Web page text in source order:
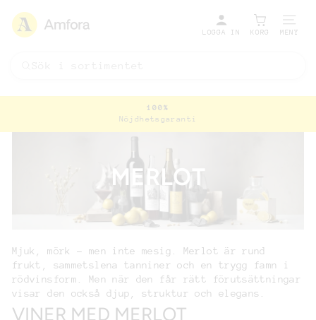
LOGGA IN KORG MENY
Pausa
100%
Nöjdhetsgaranti
MERLOT
Mjuk, mörk – men inte mesig. Merlot är rund
frukt, sammetslena tanniner och en trygg famn i
rödvinsform. Men när den får rätt förutsättningar
visar den också djup, struktur och elegans.
VINER MED MERLOT